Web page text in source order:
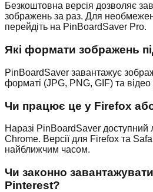
Безкоштовна версія дозволяє
зображень за раз. Для
перейдіть на PinBoardSaver Pro.
Які формати зображень
PinBoardSaver завантажує
форматі (JPG, PNG, GIF) та відео
Чи працює це у Firefox
Наразі PinBoardSaver
Chrome. Версії для Firefox та
найближчим часом.
Чи законно
Pinterest?